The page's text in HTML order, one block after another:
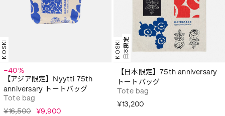
KIOSKI
−40%
【アジア限定】Nyytti 75th
anniversary トートバッグ
Tote bag
¥16,500 ¥9,900
KIOSKI日本限定
【日本限定】75th anniversary
トートバッグ
Tote bag
¥13,200